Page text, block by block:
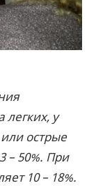
легких, у
острые
– 50%. При
10 – 18%.